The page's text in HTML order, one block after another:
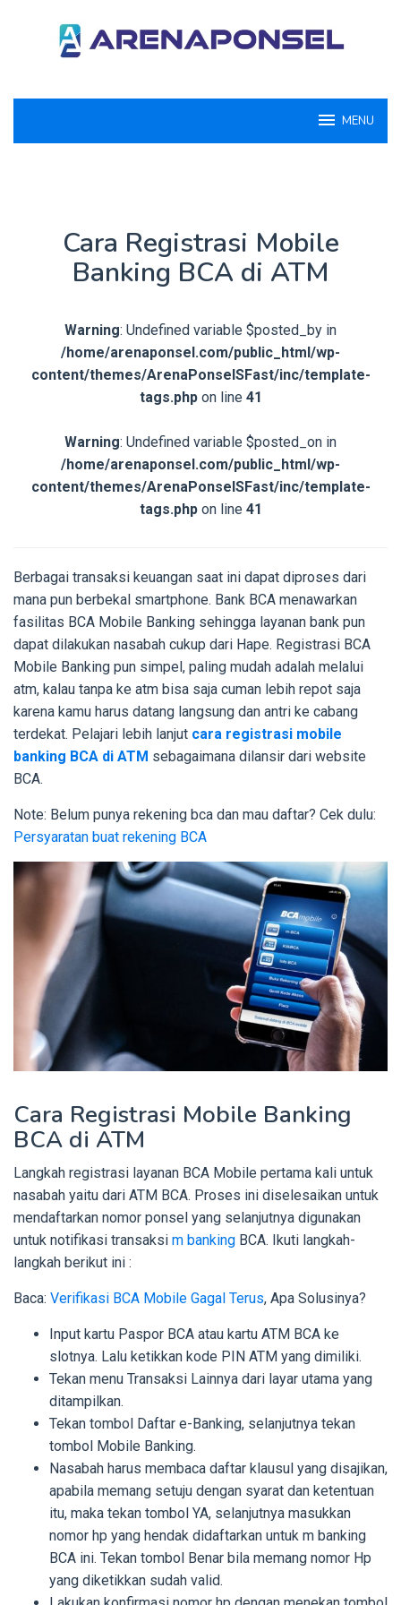
MENU
Cara Registrasi Mobile
Banking BCA di ATM
Warning: Undefined variable $posted_by in
/home/arenaponsel.com/public_html/wp-
content/themes/ArenaPonselSFast/inc/template-
tags.phpon line 41
Warning: Undefined variable $posted_on in
/home/arenaponsel.com/public_html/wp-
content/themes/ArenaPonselSFast/inc/template-
tags.phpon line 41
Berbagai transaksi keuangan saat ini dapat diproses dari
mana pun berbekal smartphone. Bank BCA menawarkan
fasilitas BCA Mobile Banking sehingga layanan bank pun
dapat dilakukan nasabah cukup dari Hape. Registrasi BCA
Mobile Banking pun simpel, paling mudah adalah melalui
atm, kalau tanpa ke atm bisa saja cuman lebih repot saja
karena kamu harus datang langsung dan antri ke cabang
terdekat. Pelajari lebih lanjut cara registrasi mobile
banking BCA di ATM sebagaimana dilansir dari website
BCA.
Note: Belum punya rekening bca dan mau daftar? Cek dulu:
Persyaratan buat rekening BCA
Cara Registrasi Mobile Banking
BCA di ATM
Langkah registrasi layanan BCA Mobile pertama kali untuk
nasabah yaitu dari ATM BCA. Proses ini diselesaikan untuk
mendaftarkan nomor ponsel yang selanjutnya digunakan
untuk notifikasi transaksi m banking BCA. Ikuti langkah-
langkah berikut ini :
Baca: Verifikasi BCA Mobile Gagal Terus, Apa Solusinya?
Input kartu Paspor BCA atau kartu ATM BCA ke
slotnya. Lalu ketikkan kode PIN ATM yang dimiliki.
Tekan menu Transaksi Lainnya dari layar utama yang
ditampilkan.
Tekan tombol Daftar e-Banking, selanjutnya tekan
tombol Mobile Banking.
Nasabah harus membaca daftar klausul yang disajikan,
apabila memang setuju dengan syarat dan ketentuan
itu, maka tekan tombol YA, selanjutnya masukkan
nomor hp yang hendak didaftarkan untuk m banking
BCA ini. Tekan tombol Benar bila memang nomor Hp
yang diketikkan sudah valid.